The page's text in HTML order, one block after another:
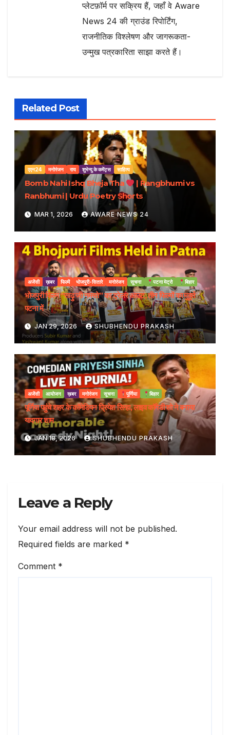
प्लेटफ़ॉर्म पर सक्रिय हैं, जहाँ वे Aware
News 24 की ग्राउंड रिपोर्टिंग,
राजनीतिक विश्लेषण और जागरूकता-
उन्मुख पत्रकारिता साझा करते हैं।
Related Post
एएन24 मनोरंजन राय शुभेन्दु के कमेंट्स साहित्य
Bomb Nahi Ishq Bheja Tha
| Rangbhumi vs
Ranbhumi | Urdu Poetry Shorts
MAR 1, 2026 AWARE NEWS 24
अजेंसी ख़बर फिल्में भोजपुरी-सितारे मनोरंजन सूचना पटना मेट्रो बिहार
भोजपुरी फिल्म “साढ़ु जी नमस्ते” का ट्रेलर आउट, तीन फिल्मों का मुहूर्त
पटना में
JAN 29, 2026 SHUBHENDU PRAKASH
अजेंसी आयोजन ख़बर मनोरंजन सूचना पूर्णिया बिहार
पूर्णिया पहुंचे शहर के कॉमेडियन प्रियेश सिन्हा, लाइव कॉमेडी शो ने बनाया
यादगार शाम
JAN 18, 2026 SHUBHENDU PRAKASH
Leave a Reply
Your email address will not be published.
Required fields are marked *
Comment *